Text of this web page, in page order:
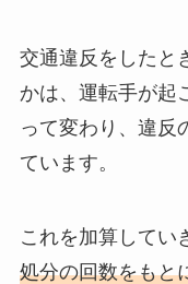
交通違反をしたと
かは、運転手が起
って変わり、違反
ています。
これを加算してい
処分の回数をもと